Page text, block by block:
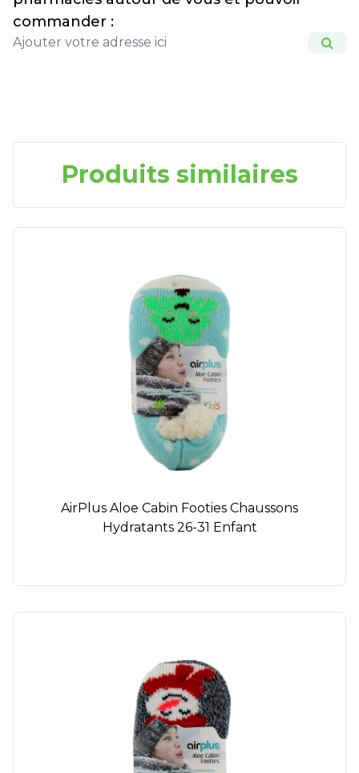
commander :
Produits similaires
AirPlus Aloe Cabin Footies Chaussons
Hydratants 26-31 Enfant